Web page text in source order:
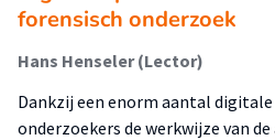
forensisch onderzoek
Hans Henseler (Lector)
Dankzij een enorm aantal
onderzoekers de werkwijze van